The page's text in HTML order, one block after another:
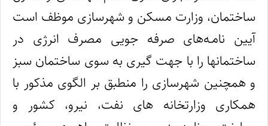
ساختمان، وزارت مسکن و شهرسازی موظف است
آیین‌ نامـه‌های صرفه‌ جویی مصرف انرژی در
ساختمانها را با جهت‌ گیری به سوی ساختمان سبز
و همچنین شهرسازی را منطبق بر الگوی مذکور با
همکاری وزارتخانه‌ های نفت، نیرو، کشور و